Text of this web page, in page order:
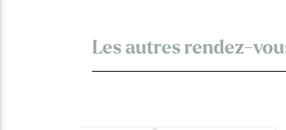
Les autres rendez-